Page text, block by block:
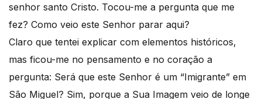
senhor santo Cristo. Tocou-me a pergunta que me
fez? Como veio este Senhor parar aqui?
Claro que tentei explicar com elementos históricos,
mas ficou-me no pensamento e no coração a
pergunta: Será que este Senhor é um “Imigrante” em
São Miguel? Sim, porque a Sua Imagem veio de longe